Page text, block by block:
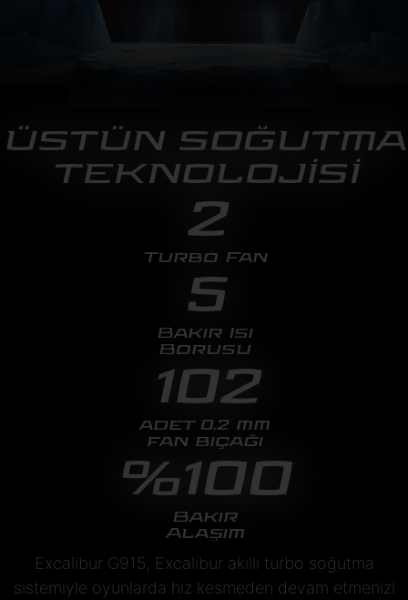
ÜSTÜN SOĞUTMA
TEKNOLOJİSİ
2
Turbo Fan
5
Bakır Isı
Borusu
102
adet 0.2 mm
fan bıçağı
%100
Bakır
Alaşım
Excalibur G915, Excalibur akıllı turbo soğutma
sistemiyle oyunlarda hız kesmeden devam etmenizi